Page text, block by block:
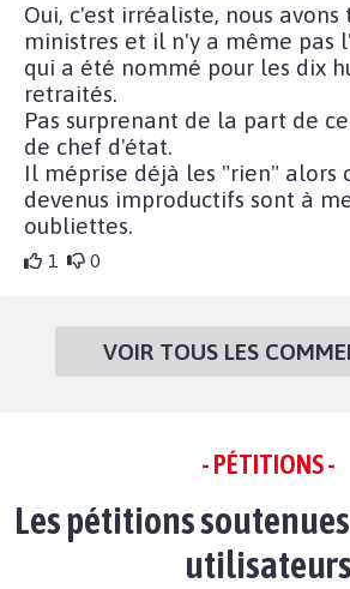
Oui, c'est irréaliste, nous
ministres et il n'y a même pas
qui a été nommé pour les dix
retraités.
Pas surprenant de la part de
de chef d'état.
Il méprise déjà les "rien" alors
devenus improductifs sont à
oubliettes.
1 0
VOIR TOUS LES
- PÉTITIONS -
Les pétitions
utilisateurs